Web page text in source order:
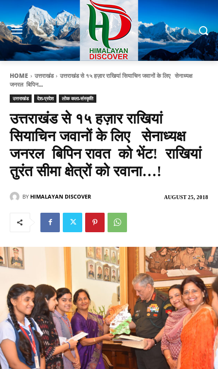
HOME उत्तराखंड
उत्तराखंड से १५ हज़ार राखियां सियाचिन जवानों के लिए सेनाध्यक्ष
जनरल बिपिन...
उत्तराखंड देश-प्रदेश लोक कला-संस्कृति
उत्तराखंड से १५ हज़ार राखियां
सियाचिन जवानों के लिए सेनाध्यक्ष
जनरल बिपिन रावत को भेंट! राखियां
तुरंत सीमा क्षेत्रों को रवाना…!
AUGUST 25, 2018
BY HIMALAYAN DISCOVER